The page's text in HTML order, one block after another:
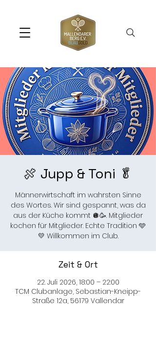
🍖 Jupp & Toni 🥬
Männerwirtschaft im wahrsten Sinne
des Wortes. Wir sind gespannt, was da
aus der Küche kommt 🪩🥳. Mitglieder
kochen für Mitglieder. Echte Tradition 🩵
💛 Willkommen im Club.
Zeit & Ort
22. Juli 2026, 18:00 – 22:00
TCM Clubanlage, Sebastian-Kneipp-
Straße 12a, 56179 Vallendar